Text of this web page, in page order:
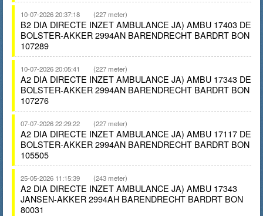
10-07-2026 20:37:18 (227 meter)
B2 DIA DIRECTE INZET AMBULANCE JA) AMBU 17403 DE
BOLSTER-AKKER 2994AN BARENDRECHT BARDRT BON
107289
10-07-2026 20:05:41 (227 meter)
A2 DIA DIRECTE INZET AMBULANCE JA) AMBU 17343 DE
BOLSTER-AKKER 2994AN BARENDRECHT BARDRT BON
107276
07-07-2026 22:29:22 (227 meter)
A2 DIA DIRECTE INZET AMBULANCE JA) AMBU 17117 DE
BOLSTER-AKKER 2994AN BARENDRECHT BARDRT BON
105505
25-05-2026 11:15:39 (243 meter)
A2 DIA DIRECTE INZET AMBULANCE JA) AMBU 17343
JANSEN-AKKER 2994AH BARENDRECHT BARDRT BON
80031